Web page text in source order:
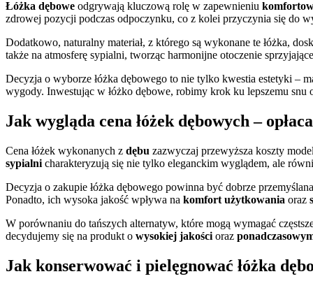
Łóżka dębowe odgrywają kluczową rolę w zapewnieniu
zdrowej pozycji podczas odpoczynku, co z kolei przyczynia się do
Dodatkowo, naturalny materiał, z którego są wykonane te łóżka,
także na atmosferę sypialni, tworząc harmonijne otoczenie
Decyzja o wyborze łóżka dębowego to nie tylko kwestia estetyki –
wygody. Inwestując w łóżko dębowe, robimy krok ku lepszemu snu
Jak wygląda cena łóżek dębowych –
Cena łóżek wykonanych z dębu zazwyczaj przewyższa koszty
sypialni charakteryzują się nie tylko eleganckim wyglądem, ale
Decyzja o zakupie łóżka dębowego powinna być dobrze
Ponadto, ich wysoka jakość wpływa na komfort użytkowania oraz
W porównaniu do tańszych alternatyw, które mogą wymagać
decydujemy się na produkt o wysokiej jakości oraz
Jak konserwować i pielęgnować łóżka